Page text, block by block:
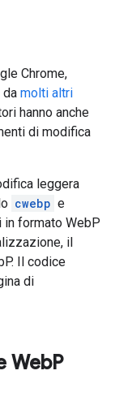
Chrome,
da molti altri
hanno anche
di modifica
leggera
cwebp e
formato WebP
il
Il codice
di
WebP